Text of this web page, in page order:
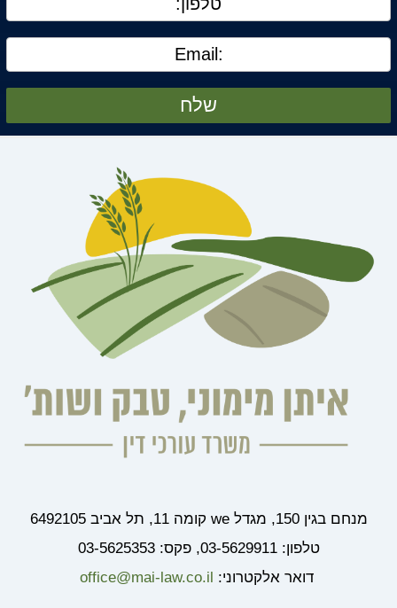
שלח
מנחם בגין 150, מגדל we קומה 11, תל אביב 6492105
טלפון: 03-5629911, פקס: 03-5625353
דואר אלקטרוני: office@mai-law.co.il